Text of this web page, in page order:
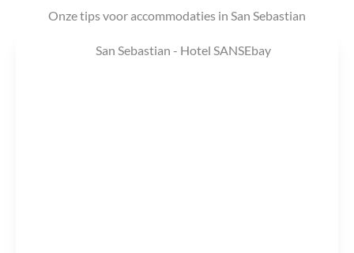
Onze tips voor accommodaties in San Sebastian